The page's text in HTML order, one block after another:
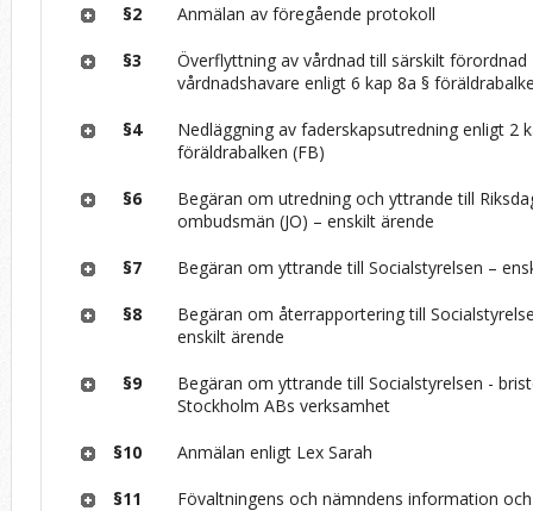
§2 Anmälan av föregående protokoll
§3
Överflyttning av vårdnad till särskilt förordnad
vårdnadshavare enligt 6 kap 8a §
§4
Nedläggning av faderskapsutredning enligt 2
föräldrabalken (FB)
§6
Begäran om utredning och yttrande till
ombudsmän (JO) – enskilt ärende
§7 Begäran om yttrande till Socialstyrelsen –
§8
Begäran om återrapportering till
enskilt ärende
§9
Begäran om yttrande till Socialstyrelsen -
Stockholm ABs verksamhet
§10 Anmälan enligt Lex Sarah
§11 Fövaltningens och nämndens information